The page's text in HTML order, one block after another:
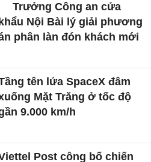
Trưởng Công an cửa
khẩu Nội Bài lý giải phương
phân làn đón khách mới
tên lửa SpaceX đâm
Mặt Trăng ở tốc độ
9.000 km/h
Post công bố chiến